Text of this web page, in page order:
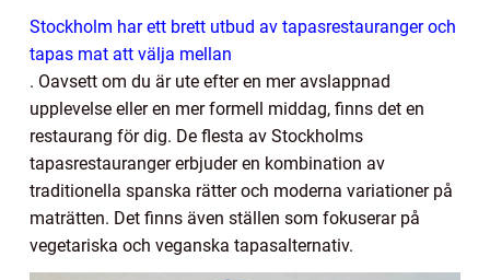
Stockholm har ett brett utbud av tapasrestauranger och
tapas mat att välja mellan
. Oavsett om du är ute efter en mer avslappnad
upplevelse eller en mer formell middag, finns det en
restaurang för dig. De flesta av Stockholms
tapasrestauranger erbjuder en kombination av
traditionella spanska rätter och moderna variationer på
maträtten. Det finns även ställen som fokuserar på
vegetariska och veganska tapasalternativ.